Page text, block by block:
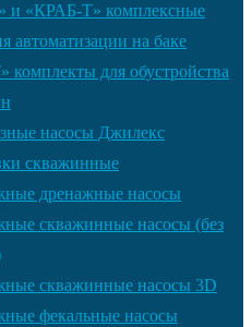
и «КРАБ-Т» комплексные
автоматизации на баке
комплекты для обустройства
насосы Джилекс
скважинные
дренажные насосы
скважинные насосы (без
скважинные насосы 3D
фекальные насосы